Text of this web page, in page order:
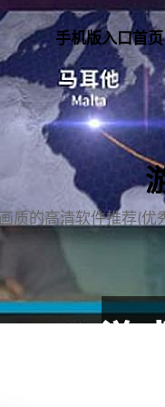
手机版入口首页
质的高清软件推荐(优